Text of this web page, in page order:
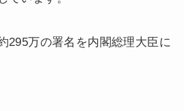
295万の署名を内閣総理大臣に